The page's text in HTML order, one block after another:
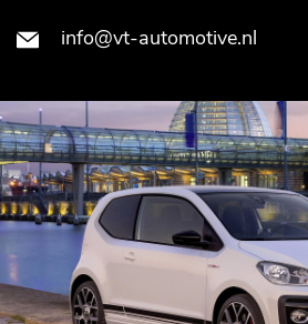
info@vt-automotive.nl